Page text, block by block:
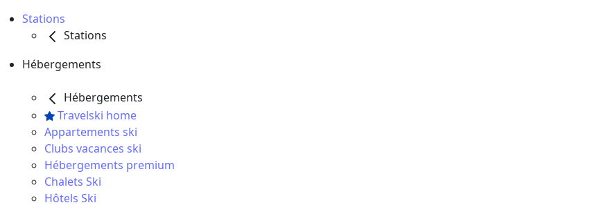
Stations
Stations
Hébergements
Hébergements
Travelski home
Appartements ski
Clubs vacances ski
Hébergements premium
Chalets Ski
Hôtels Ski